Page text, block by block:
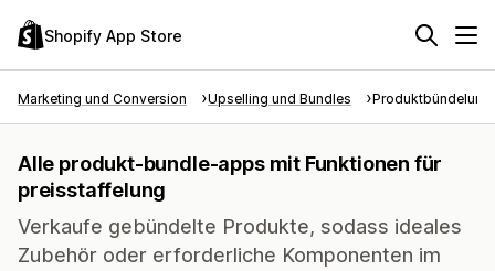
Shopify App Store
Marketing und Conversion Upselling und Bundles Produktbündelung
Alle produkt-bundle-apps mit Funktionen für
preisstaffelung
Verkaufe gebündelte Produkte, sodass ideales
Zubehör oder erforderliche Komponenten im